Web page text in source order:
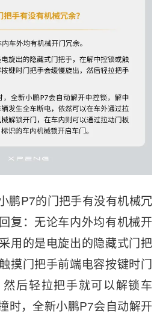
鹏P7的门把手有没有机械冗
复：无论车内外均有机械开
用的是电旋出的隐藏式门把
摸门把手前端电容按键时门
后轻拉把手就可以解锁车
时，全新小鹏P7会自动解开